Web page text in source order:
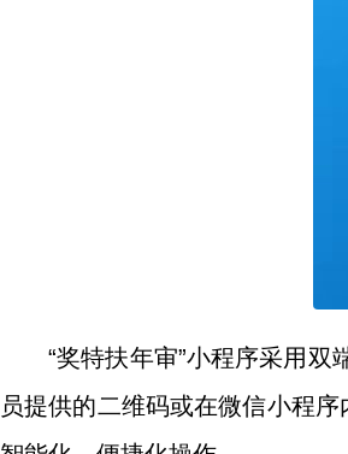
“奖特扶年审”小程序采用
员提供的二维码或在微信小程